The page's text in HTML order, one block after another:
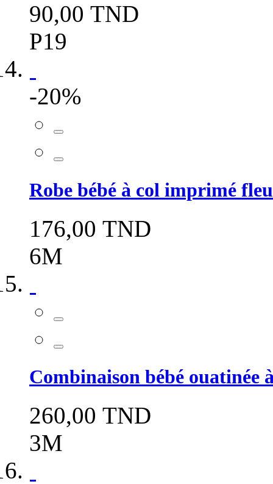
90,00 TND
P19
-20%
Robe bébé à col imprimé
176,00 TND
6M
Combinaison bébé ouatinée
260,00 TND
3M